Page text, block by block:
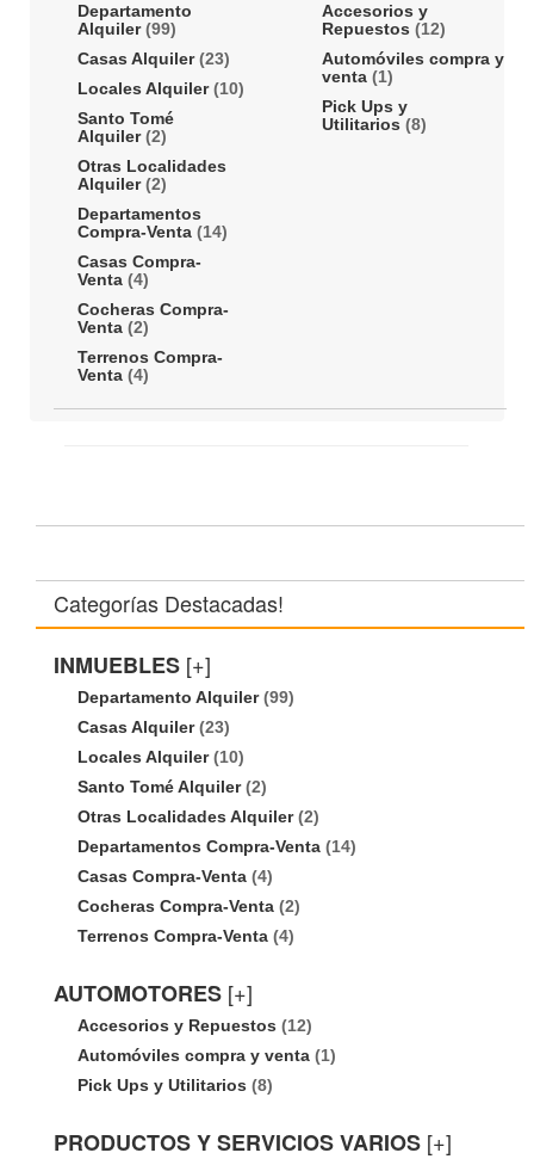
Departamento
Alquiler(99)
Casas Alquiler(23)
Locales Alquiler(10)
Santo Tomé
Alquiler(2)
Otras Localidades
Alquiler(2)
Departamentos
Compra-Venta (14)
Casas Compra-
Venta (4)
Cocheras Compra-
Venta (2)
Terrenos Compra-
Venta (4)
Accesorios y
Repuestos (12)
Automóviles compra y
venta (1)
Pick Ups y
Utilitarios (8)
Categorías Destacadas!
INMUEBLES [+]
Departamento Alquiler(99)
Casas Alquiler(23)
Locales Alquiler(10)
Santo Tomé Alquiler(2)
Otras Localidades Alquiler(2)
Departamentos Compra-Venta (14)
Casas Compra-Venta (4)
Cocheras Compra-Venta (2)
Terrenos Compra-Venta (4)
AUTOMOTORES [+]
Accesorios y Repuestos (12)
Automóviles compra y venta (1)
Pick Ups y Utilitarios (8)
PRODUCTOS Y SERVICIOS VARIOS [+]